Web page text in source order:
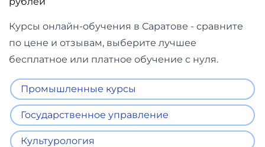
Курсы онлайн-обучения в Саратове - сравните
по цене и отзывам, выберите лучшее
бесплатное или платное обучение с нуля.
Промышленные курсы
Государственное управление
Культурология
Дизайн
Аналитика
Видео,
фото,
аудио